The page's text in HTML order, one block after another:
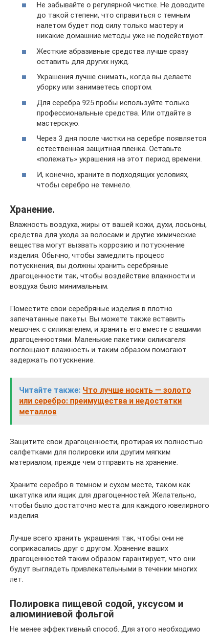
Не забывайте о регулярной чистке. Не доводите
до такой степени, что справиться с темным
налетом будет под силу только мастеру и
никакие домашние методы уже не подействуют.
Жесткие абразивные средства лучше сразу
оставить для других нужд.
Украшения лучше снимать, когда вы делаете
уборку или занимаетесь спортом.
Для серебра 925 пробы используйте только
профессиональные средства. Или отдайте в
мастерскую.
Через 3 дня после чистки на серебре появляется
естественная защитная пленка. Оставьте
«полежать» украшения на этот период времени.
И, конечно, храните в подходящих условиях,
чтобы серебро не темнело.
Хранение.
Влажность воздуха, жиры от вашей кожи, духи, лосьоны,
средства для ухода за волосами и другие химические
вещества могут вызвать коррозию и потускнение
изделия. Обычно, чтобы замедлить процесс
потускнения, вы должны хранить серебряные
драгоценности так, чтобы воздействие влажности и
воздуха было минимальным.
Поместите свои серебряные изделия в плотно
запечатанные пакеты. Вы можете также вставить
мешочек с силикагелем, и хранить его вместе с вашими
драгоценностями. Маленькие пакетики силикагеля
поглощают влажность и таким образом помогают
задержать потускнение.
Читайте также: Что лучше носить — золото
или серебро: преимущества и недостатки
металлов
Защитите свои драгоценности, протирая их полностью
салфетками для полировки или другим мягким
материалом, прежде чем отправить на хранение.
Храните серебро в темном и сухом месте, таком как
шкатулка или ящик для драгоценностей. Желательно,
чтобы было достаточно места для каждого ювелирного
изделия.
Лучше всего хранить украшения так, чтобы они не
соприкасались друг с другом. Хранение ваших
драгоценностей таким образом гарантирует, что они
будут выглядеть привлекательными в течении многих
лет.
Полировка пищевой содой, уксусом и
алюминиевой фольгой
Не менее эффективный способ. Для этого необходимо